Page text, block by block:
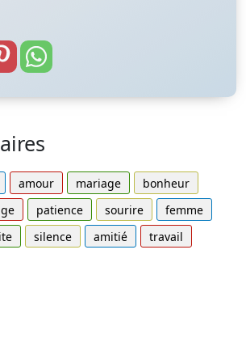
amour mariage
bonheur
patience sourire
femme
silence amitié
travail